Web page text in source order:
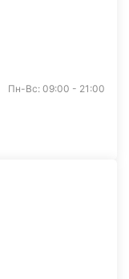
Пн-Вс: 09:00 - 21:00